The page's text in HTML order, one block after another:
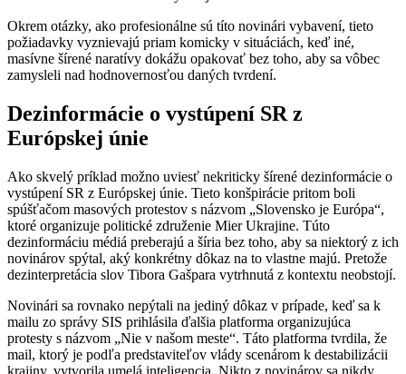
Okrem otázky, ako profesionálne sú títo novinári vybavení, tieto
požiadavky vyznievajú priam komicky v situáciách, keď iné,
masívne šírené naratívy dokážu opakovať bez toho, aby sa vôbec
zamysleli nad hodnovernosťou daných tvrdení.
Dezinformácie o vystúpení SR z
Európskej únie
Ako skvelý príklad možno uviesť nekriticky šírené dezinformácie o
vystúpení SR z Európskej únie. Tieto konšpirácie pritom boli
spúšťačom masových protestov s názvom „Slovensko je Európa“,
ktoré organizuje politické združenie Mier Ukrajine. Túto
dezinformáciu médiá preberajú a šíria bez toho, aby sa niektorý z ich
novinárov spýtal, aký konkrétny dôkaz na to vlastne majú. Pretože
dezinterpretácia slov Tibora Gašpara vytrhnutá z kontextu neobstojí.
Novinári sa rovnako nepýtali na jediný dôkaz v prípade, keď sa k
mailu zo správy SIS prihlásila ďalšia platforma organizujúca
protesty s názvom „Nie v našom meste“. Táto platforma tvrdila, že
mail, ktorý je podľa predstaviteľov vlády scenárom k destabilizácii
krajiny, vytvorila umelá inteligencia. Nikto z novinárov sa nikdy